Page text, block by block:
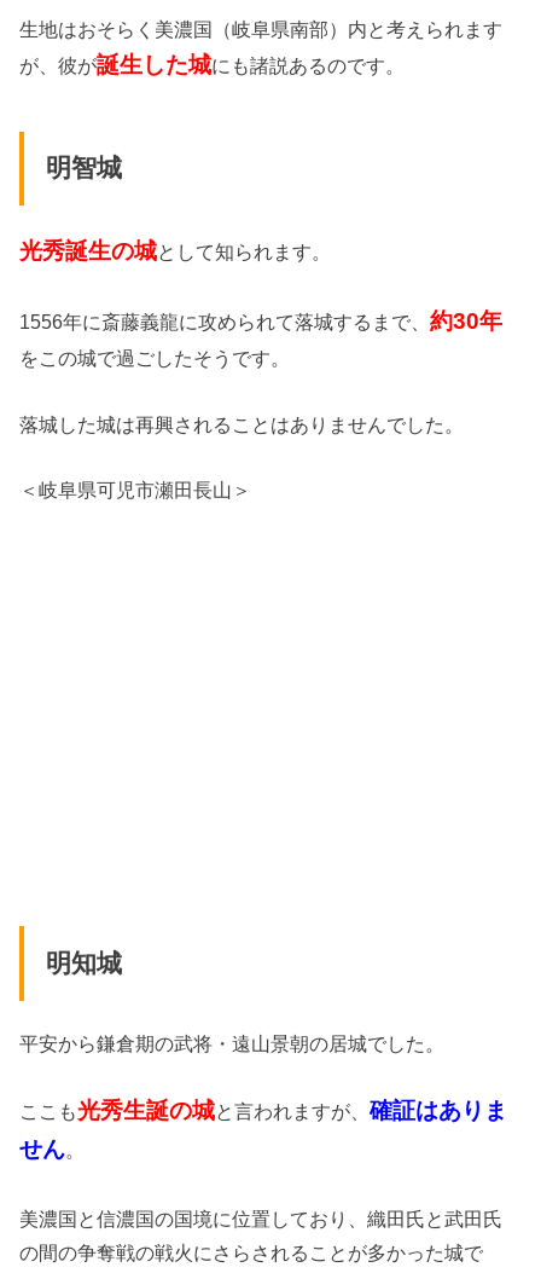
生地はおそらく美濃国（岐阜県南部）内と考えられます
が、彼が誕生した城にも諸説あるのです。
明智城
光秀誕生の城として知られます。
1556年に斎藤義龍に攻められて落城するまで、約30年
をこの城で過ごしたそうです。
落城した城は再興されることはありませんでした。
＜岐阜県可児市瀬田長山＞
明知城
平安から鎌倉期の武将・遠山景朝の居城でした。
ここも光秀生誕の城と言われますが、確証はありま
せん。
美濃国と信濃国の国境に位置しており、織田氏と武田氏
の間の争奪戦の戦火にさらされることが多かった城で